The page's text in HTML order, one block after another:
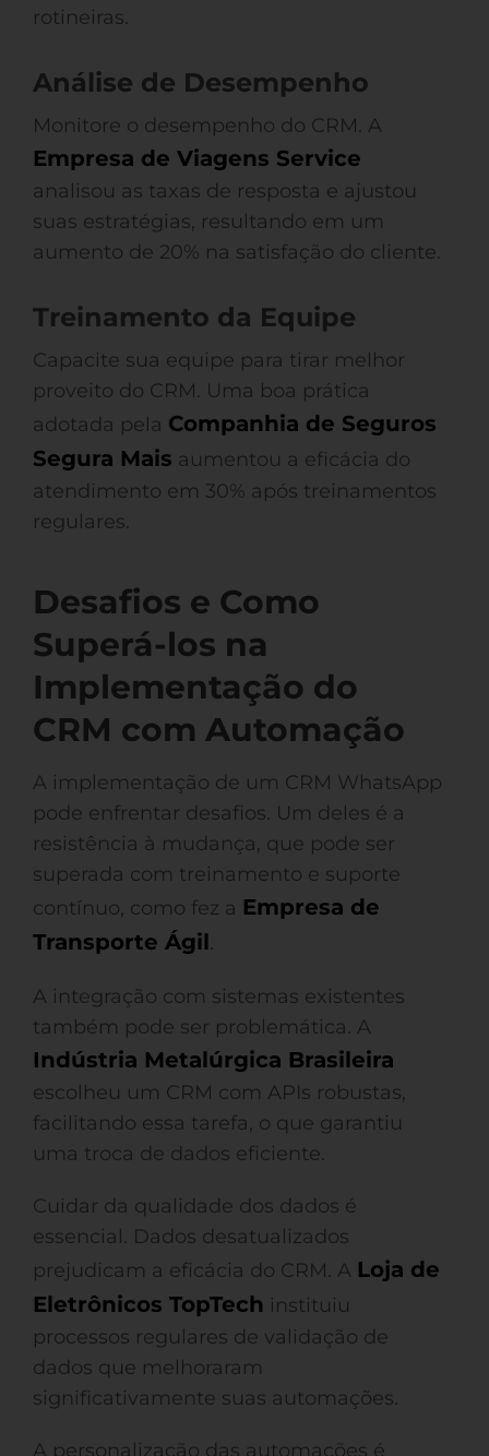
rotineiras.
Análise de Desempenho
Monitore o desempenho do CRM. A
Empresa de Viagens Service
analisou as taxas de resposta e ajustou
suas estratégias, resultando em um
aumento de 20% na satisfação do cliente.
Treinamento da Equipe
Capacite sua equipe para tirar melhor
proveito do CRM. Uma boa prática
adotada pela Companhia de Seguros
Segura Mais aumentou a eficácia do
atendimento em 30% após treinamentos
regulares.
Desafios e Como
Superá-los na
Implementação do
CRM com Automação
A implementação de um CRM WhatsApp
pode enfrentar desafios. Um deles é a
resistência à mudança, que pode ser
superada com treinamento e suporte
contínuo, como fez a Empresa de
Transporte Ágil.
A integração com sistemas existentes
também pode ser problemática. A
Indústria Metalúrgica Brasileira
escolheu um CRM com APIs robustas,
facilitando essa tarefa, o que garantiu
uma troca de dados eficiente.
Cuidar da qualidade dos dados é
essencial. Dados desatualizados
prejudicam a eficácia do CRM. A Loja de
Eletrônicos TopTech instituiu
processos regulares de validação de
dados que melhoraram
significativamente suas automações.
A personalização das automações é